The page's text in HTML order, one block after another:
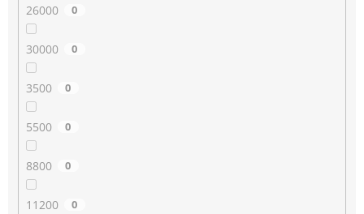
26000 0
30000 0
3500 0
5500 0
8800 0
11200 0